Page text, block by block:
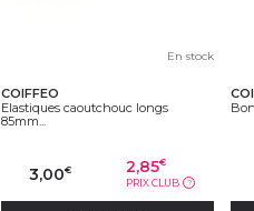
En stock
COIFFEO
Elastiques caoutchouc longs
85mm...
3,00€ 2,85€
PRIX CLUB ?